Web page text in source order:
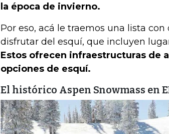
la época de invierno.
Por eso, acá le traemos una lista
disfrutar del esquí, que incluyen
Estos ofrecen infraestructuras de
opciones de esquí.
El histórico Aspen Snowmass en